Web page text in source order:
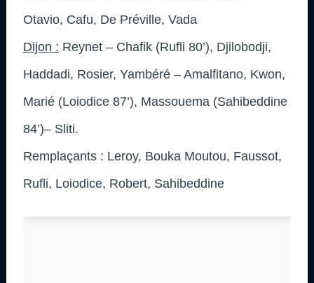
Otavio, Cafu, De Préville, Vada
Dijon : Reynet – Chafik (Rufli 80’), Djilobodji,
Haddadi, Rosier, Yambéré – Amalfitano, Kwon,
Marié (Loiodice 87’), Massouema (Sahibeddine
84’)– Sliti.
Remplaçants : Leroy, Bouka Moutou, Faussot,
Rufli, Loiodice, Robert, Sahibeddine